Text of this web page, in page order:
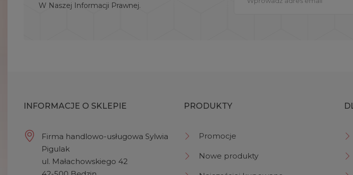
W Naszej Informacji Prawnej.
INFORMACJE O SKLEPIE
Firma handlowo-usługowa Sylwia
Pigulak
ul. Małachowskiego 42
PRODUKTY
Promocje
Nowe produkty